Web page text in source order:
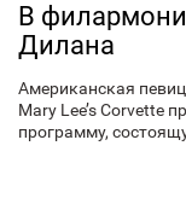
В
Дилана
Американская
Mary Lee’s Corvette
программу,